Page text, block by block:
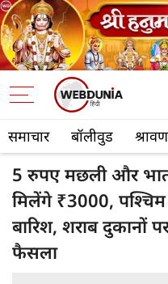
समाचार बॉलीवुड
5 रुपए मछली और
मिलेंगे ₹3000,
बारिश, शराब दुकानों
फैसला